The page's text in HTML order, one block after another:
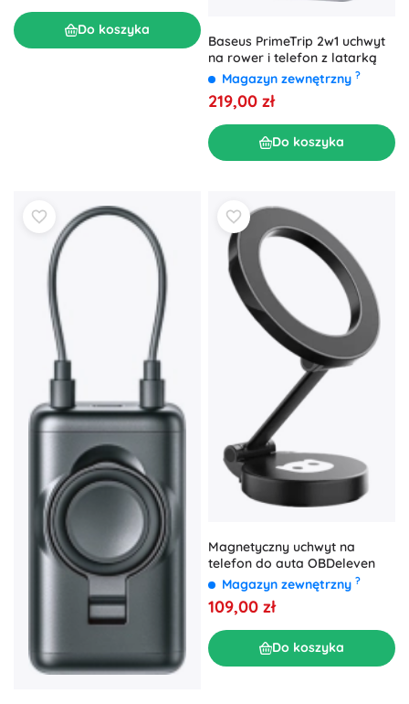
Do koszyka
Baseus PrimeTrip 2w1 uchwyt
na rower i telefon z latarką
Magazyn zewnętrzny ?
219,00 zł
Do koszyka
Magnetyczny uchwyt na
telefon do auta OBDeleven
Magazyn zewnętrzny ?
109,00 zł
Do koszyka